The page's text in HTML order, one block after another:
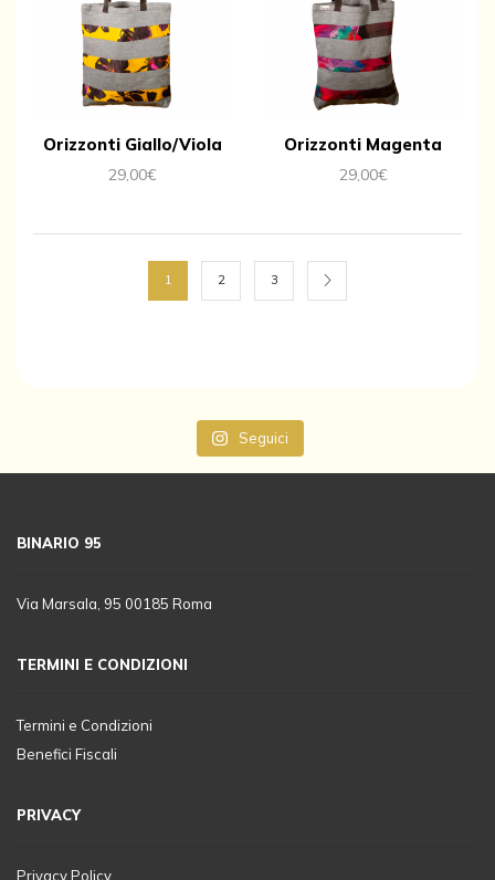
Orizzonti Giallo/Viola
29,00€
Orizzonti Magenta
29,00€
1 2 3
Seguici
BINARIO 95
Via Marsala, 95 00185 Roma
TERMINI E CONDIZIONI
Termini e Condizioni
Benefici Fiscali
PRIVACY
Privacy Policy